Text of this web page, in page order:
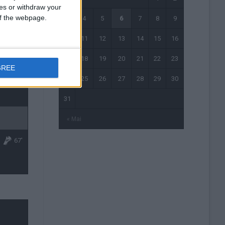
or withdraw your
webpage.
67'
67'
« Mai
4 5 6 7 8 9
11 12 13 14 15 16
18 19 20 21 22 23
25 26 27 28 29 30
31